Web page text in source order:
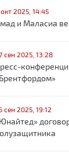
2025, 14:45
и Маласиа
сен 2025, 13:28
сен 2025, 19:12